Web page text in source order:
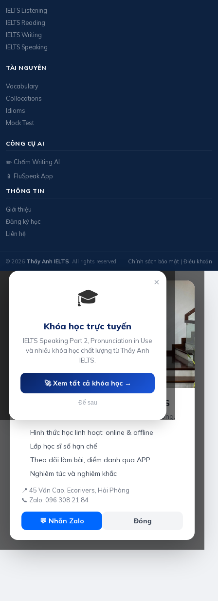
IELTS Listening
IELTS Reading
IELTS Writing
IELTS Speaking
TÀI NGUYÊN
Vocabulary
Collocations
Idioms
Mock Test
CÔNG CỤ AI
✏️ Chấm Writing AI
📱 FluSpeak App
THÔNG TIN
Giới thiệu
Đăng ký học
Liên hệ
© 2026 Thầy Anh IELTS. All rights reserved. Chính sách bảo mật | Điều khoản
Luyện thi IELTS cùng Thầy Anh IELTS
Giáo viên hơn 10 năm kinh nghiệm tại Hải Phòng.
Hình thức học linh hoạt: online & offline
Lớp học sĩ số hạn chế
Theo dõi làm bài, điểm danh qua APP
Nghiêm túc và nghiêm khắc
📍 45 Văn Cao, Ecorivers, Hải Phòng
📞 Zalo: 096 308 21 84
💬 Nhắn Zalo Đóng
×
🎓
Khóa học trực tuyến
IELTS Speaking Part 2, Pronunciation in Use
và nhiều khóa học chất lượng từ Thầy Anh
IELTS.
🚀 Xem tất cả khóa học →
Để sau